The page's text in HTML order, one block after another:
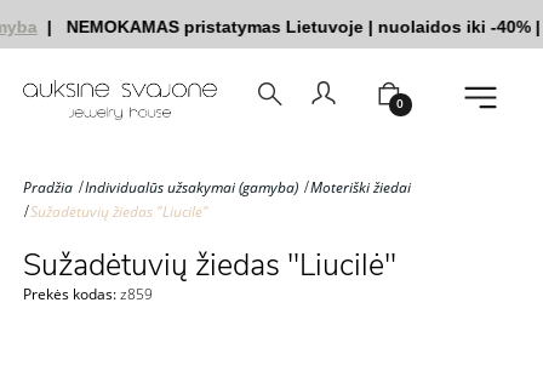
| NEMOKAMAS pristatymas Lietuvoje| nuolaidos iki -40%| |
0
Pradžia Individualūs užsakymai (gamyba)
Moteriški žiedai
Sužadėtuvių žiedas "Liucilė"
Sužadėtuvių žiedas "Liucilė"
Prekės kodas:z859